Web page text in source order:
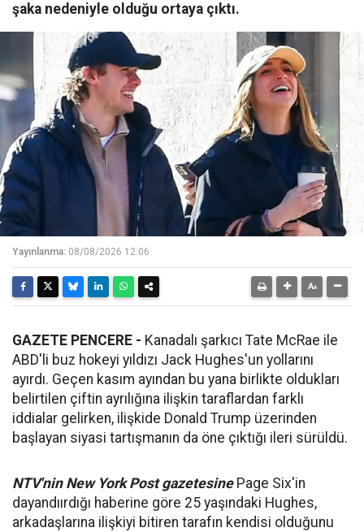
şaka nedeniyle olduğu ortaya çıktı.
Yayınlanma: 08/08/2026 12:06
GAZETE PENCERE - Kanadalı şarkıcı Tate McRae ile
ABD'li buz hokeyi yıldızı Jack Hughes'un yollarını
ayırdı. Geçen kasım ayından bu yana birlikte oldukları
belirtilen çiftin ayrılığına ilişkin taraflardan farklı
iddialar gelirken, ilişkide Donald Trump üzerinden
başlayan siyasi tartışmanın da öne çıktığı ileri sürüldü.
NTV'nin New York Post gazetesinePage Six'in
dayandıırdığı haberine göre 25 yaşındaki Hughes,
arkadaşlarına ilişkiyi bitiren tarafın kendisi olduğunu